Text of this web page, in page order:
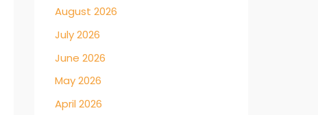
August 2026
July 2026
June 2026
May 2026
April 2026